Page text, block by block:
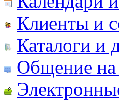
Клиенты и
Каталоги и
Общение на